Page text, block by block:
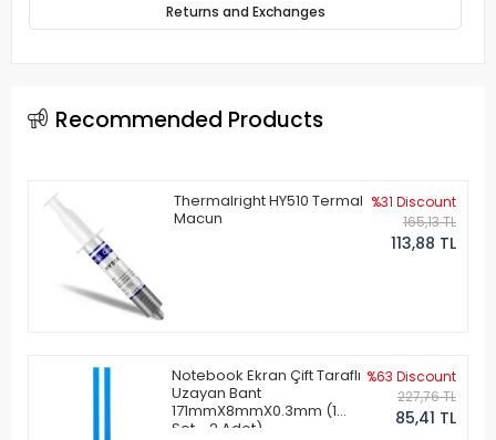
Returns and Exchanges
Recommended Products
Thermalright HY510 Termal
Macun
%31 Discount
165,13 TL
113,88 TL
Notebook Ekran Çift Taraflı
Uzayan Bant
171mmX8mmX0.3mm (1
Set - 2 Adet)
%63 Discount
227,76 TL
85,41 TL